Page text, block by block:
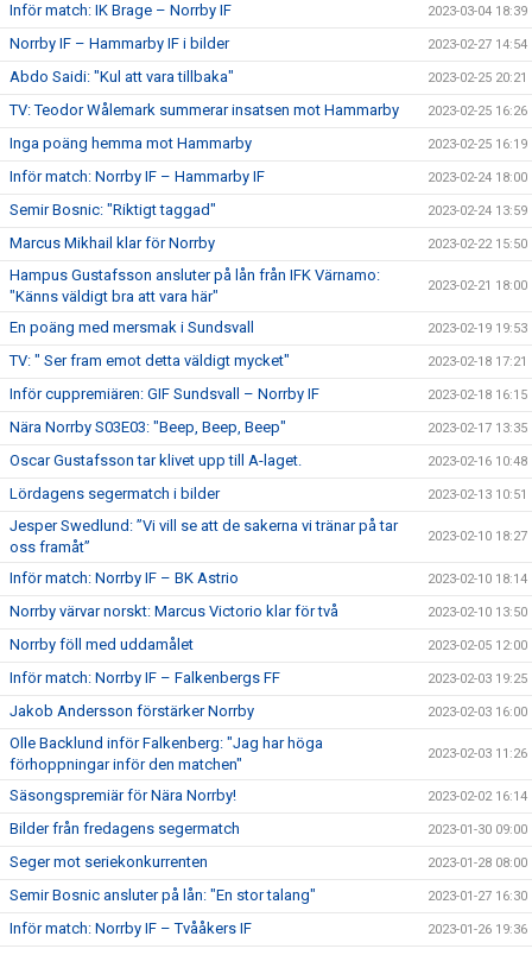
Inför match: IK Brage – Norrby IF 2023-03-04 18:39
Norrby IF – Hammarby IF i bilder 2023-02-27 14:54
Abdo Saidi: "Kul att vara tillbaka" 2023-02-25 20:21
TV: Teodor Wålemark summerar insatsen mot Hammarby 2023-02-25 16:26
Inga poäng hemma mot Hammarby 2023-02-25 16:19
Inför match: Norrby IF – Hammarby IF 2023-02-24 18:00
Semir Bosnic: "Riktigt taggad" 2023-02-24 13:59
Marcus Mikhail klar för Norrby 2023-02-22 15:50
Hampus Gustafsson ansluter på lån från IFK Värnamo:
"Känns väldigt bra att vara här"
2023-02-21 18:00
En poäng med mersmak i Sundsvall 2023-02-19 19:53
TV: " Ser fram emot detta väldigt mycket" 2023-02-18 17:21
Inför cuppremiären: GIF Sundsvall – Norrby IF 2023-02-18 16:15
Nära Norrby S03E03: "Beep, Beep, Beep" 2023-02-17 13:35
Oscar Gustafsson tar klivet upp till A-laget. 2023-02-16 10:48
Lördagens segermatch i bilder 2023-02-13 10:51
Jesper Swedlund: ”Vi vill se att de sakerna vi tränar på tar
oss framåt”
2023-02-10 18:27
Inför match: Norrby IF – BK Astrio 2023-02-10 18:14
Norrby värvar norskt: Marcus Victorio klar för två 2023-02-10 13:50
Norrby föll med uddamålet 2023-02-05 12:00
Inför match: Norrby IF – Falkenbergs FF 2023-02-03 19:25
Jakob Andersson förstärker Norrby 2023-02-03 16:00
Olle Backlund inför Falkenberg: "Jag har höga
förhoppningar inför den matchen"
2023-02-03 11:26
Säsongspremiär för Nära Norrby! 2023-02-02 16:14
Bilder från fredagens segermatch 2023-01-30 09:00
Seger mot seriekonkurrenten 2023-01-28 08:00
Semir Bosnic ansluter på lån: "En stor talang" 2023-01-27 16:30
Inför match: Norrby IF – Tvååkers IF 2023-01-26 19:36